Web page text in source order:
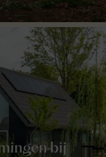
bij